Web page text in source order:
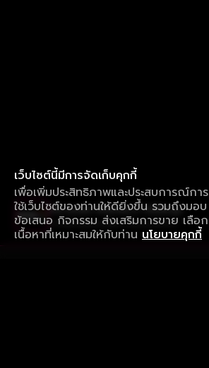
เว็บไซต์นี้มีการจัดเก็บคุกกี้
เพื่อเพิ่มประสิทธิภาพและประสบการณ์การ
ใช้เว็บไซต์ของท่านให้ดียิ่งขึ้น รวมถึงมอบ
ข้อเสนอ กิจกรรม ส่งเสริมการขาย เลือก
เนื้อหาที่เหมาะสมให้กับท่าน นโยบายคุกกี้
ใช้งานแอป ลื่นไหลกว่า ไม่มีสะดุด
ดาวน์โหลดแอปเพื่อการรับชมที่ดีกว่า